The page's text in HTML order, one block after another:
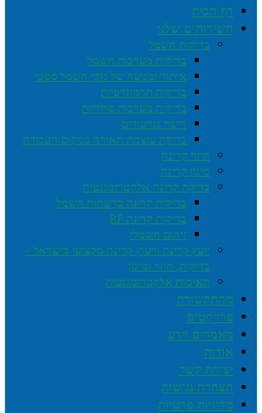
דף הבית
השירותים שלנו
בדיקות חשמל
בדיקות מערכות חשמל
איתור ומניעה של נזקי חשמל סטטי
בדיקות תרמוגרפיות
בדיקות מערכות סולריות
רישוי גנרטורים
בדיקת עוצמת תאורה במקום העבודה
חיזוי קרינה
מיגון קרינה
בדיקת קרינה אלקטרומגנטית
בדיקות קרינה ברשתות חשמל
בדיקות קרינת RF
זיהום חשמלי
יועץ קרינה וייעוץ קרינה מקצועי בישראל –
בדיקות, חיזוי ומיגון
תאימות אלקטרומגנטית
מהתקשורת
פרויקטים
מאמרים וידע
אודות
יצירת קשר
הצהרת נגישות
מדיניות פרטיות